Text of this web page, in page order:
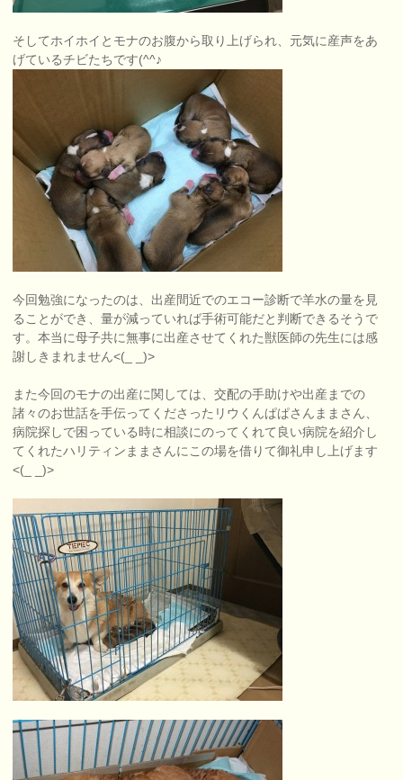
そしてホイホイとモナのお腹から取り上げられ、元気に産声をあ
げているチビたちです(^^♪
今回勉強になったのは、出産間近でのエコー診断で羊水の量を見
ることができ、量が減っていれば手術可能だと判断できるそうで
す。本当に母子共に無事に出産させてくれた獣医師の先生には感
謝しきまれません<(_ _)>
また今回のモナの出産に関しては、交配の手助けや出産までの
諸々のお世話を手伝ってくださったリウくんぱぱさんままさん、
病院探しで困っている時に相談にのってくれて良い病院を紹介し
てくれたハリティンままさんにこの場を借りて御礼申し上げます
<(_ _)>